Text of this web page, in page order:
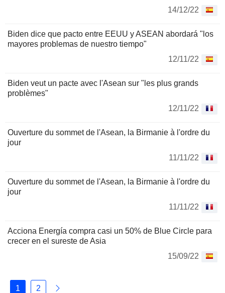
14/12/22
Biden dice que pacto entre EEUU y ASEAN abordará "los
mayores problemas de nuestro tiempo"
12/11/22
Biden veut un pacte avec l'Asean sur "les plus grands
problèmes"
12/11/22
Ouverture du sommet de l'Asean, la Birmanie à l'ordre du
jour
11/11/22
Ouverture du sommet de l'Asean, la Birmanie à l'ordre du
jour
11/11/22
Acciona Energía compra casi un 50% de Blue Circle para
crecer en el sureste de Asia
15/09/22
1 2